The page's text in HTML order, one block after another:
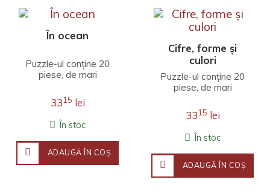
În ocean
Puzzle-ul conține 20
piese, de mari
pentru copiii cu
vârsta peste 18 luni.
Ace..
3315 lei
În stoc
ADAUGĂ ÎN COŞ
Cifre, forme și
culori
Puzzle-ul conține 20
piese, de mari
pentru copiii cu
vârsta peste 18 luni.
Ace..
3315 lei
În stoc
ADAUGĂ ÎN COŞ